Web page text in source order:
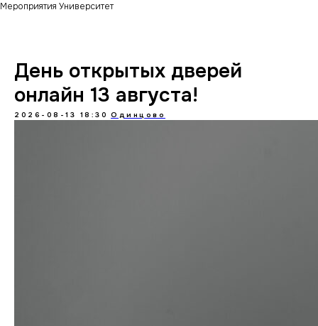
Мероприятия Университет
День открытых дверей
онлайн 13 августа!
2026-08-13 18:30 Одинцово